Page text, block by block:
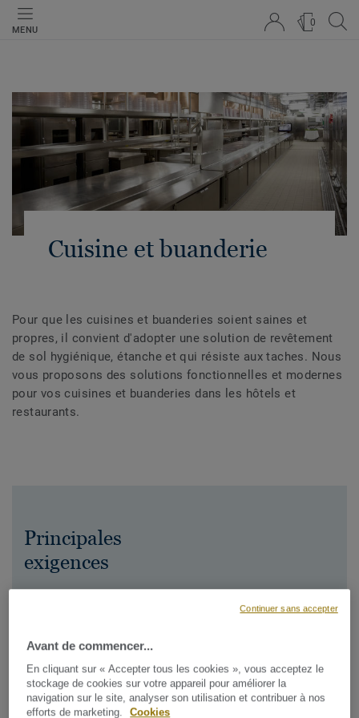
MENU
0
Cuisine et buanderie
Pour que les cuisines et buanderies soient saines et
propres, il convient d'adopter une solution de revêtement
de sol hygiénique, étanche et qui résiste aux taches. Nous
vous proposons des solutions fonctionnelles et modernes
pour vos cuisines et buanderies dans les hôtels et
restaurants.
Principales
exigences
Lors de la conception des produits pour cuisine et
Anti-glissance
Résistance aux tâches
Avant de commencer...
En cliquant sur « Accepter tous les cookies », vous acceptez le
stockage de cookies sur votre appareil pour améliorer la
navigation sur le site, analyser son utilisation et contribuer à nos
efforts de marketing.
Cookies
Continuer sans accepter